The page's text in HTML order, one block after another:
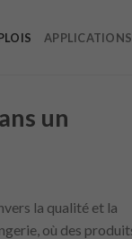
APPLICATIONS
un
la qualité et la
où des